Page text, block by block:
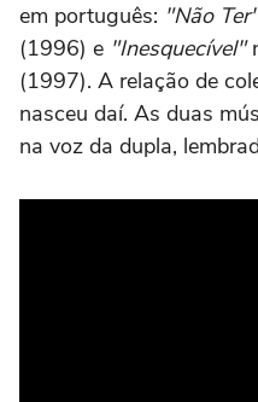
em português: "Não Ter"
(1996) e "Inesquecível"
(1997). A relação de
nasceu daí. As duas
na voz da dupla,